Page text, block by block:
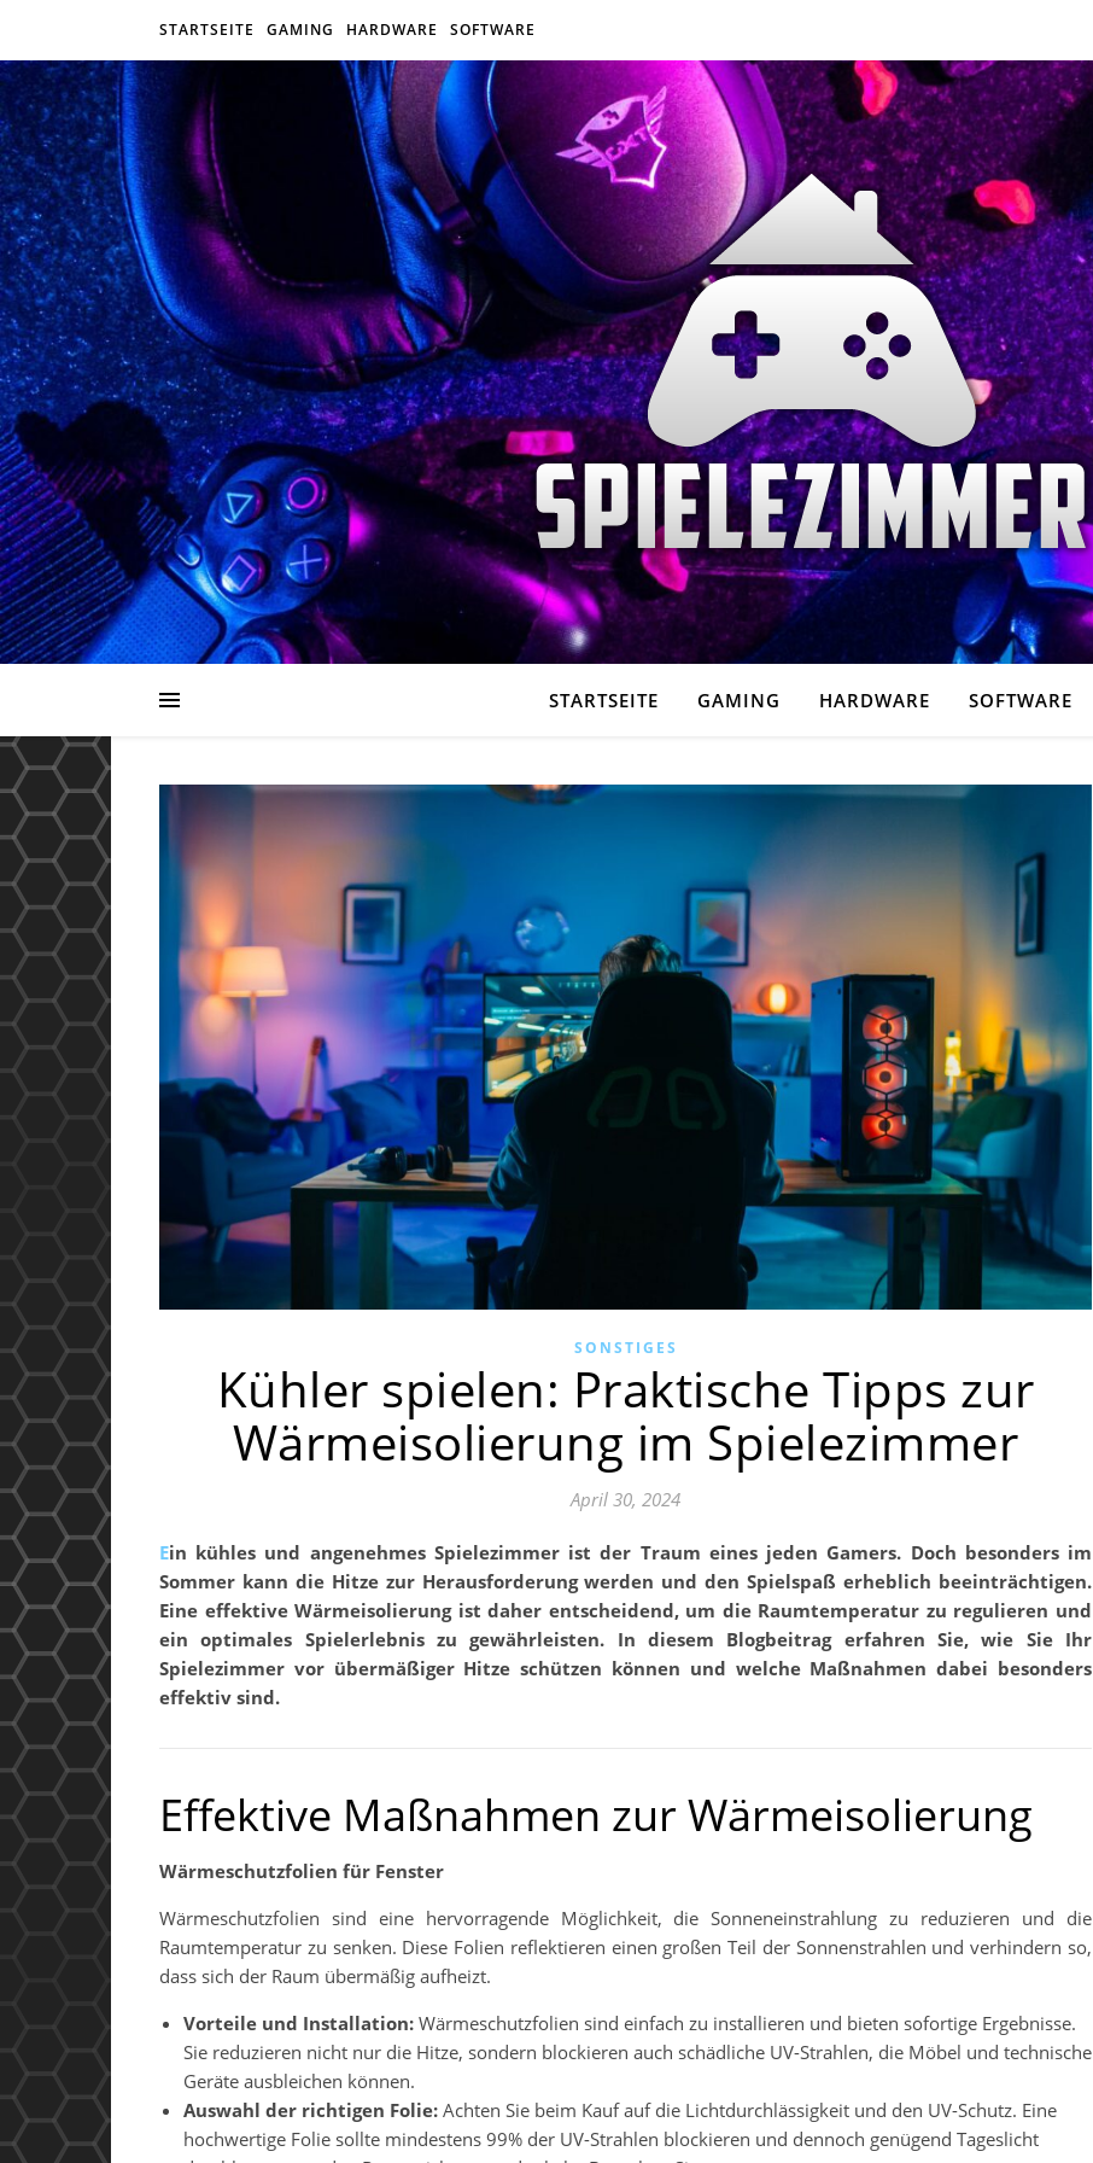
STARTSEITE GAMING HARDWARE SOFTWARE
STARTSEITE GAMING HARDWARE SOFTWARE
SONSTIGES
Kühler spielen: Praktische Tipps zur
Wärmeisolierung im Spielezimmer
April 30, 2024
Ein kühles und angenehmes Spielezimmer ist der Traum eines jeden Gamers. Doch besonders im
Sommer kann die Hitze zur Herausforderung werden und den Spielspaß erheblich beeinträchtigen.
Eine effektive Wärmeisolierung ist daher entscheidend, um die Raumtemperatur zu regulieren und
ein optimales Spielerlebnis zu gewährleisten. In diesem Blogbeitrag erfahren Sie, wie Sie Ihr
Spielezimmer vor übermäßiger Hitze schützen können und welche Maßnahmen dabei besonders
effektiv sind.
Effektive Maßnahmen zur Wärmeisolierung
Wärmeschutzfolien für Fenster
Wärmeschutzfolien sind eine hervorragende Möglichkeit, die Sonneneinstrahlung zu reduzieren und die
Raumtemperatur zu senken. Diese Folien reflektieren einen großen Teil der Sonnenstrahlen und verhindern so,
dass sich der Raum übermäßig aufheizt.
Vorteile und Installation: Wärmeschutzfolien sind einfach zu installieren und bieten sofortige Ergebnisse.
Sie reduzieren nicht nur die Hitze, sondern blockieren auch schädliche UV-Strahlen, die Möbel und technische
Geräte ausbleichen können.
Auswahl der richtigen Folie: Achten Sie beim Kauf auf die Lichtdurchlässigkeit und den UV-Schutz. Eine
hochwertige Folie sollte mindestens 99% der UV-Strahlen blockieren und dennoch genügend Tageslicht